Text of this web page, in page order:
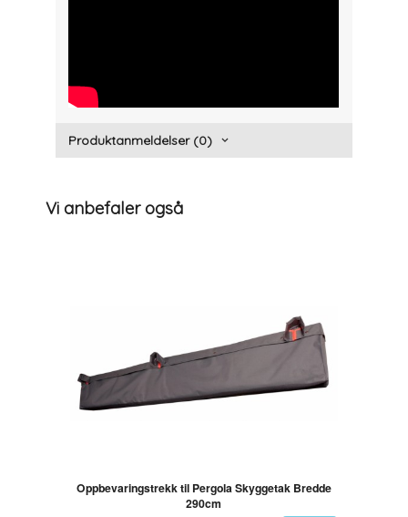
" width="300" height="150">
Produktanmeldelser (0)
Vi anbefaler også
Oppbevaringstrekk til Pergola Skyggetak Bredde
290cm